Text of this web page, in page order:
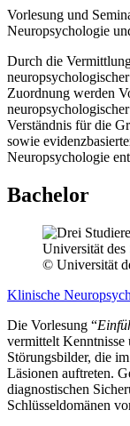
Vorlesung und
Neuropsychologie
Durch die
Zuordnung werden
Verständnis für die
sowie
Neuropsychologie
Bachelor
© Universität
Klinische
Die Vorlesung “
vermittelt Kenntnisse
Störungsbilder, die
Läsionen auftreten.
diagnostischen
Schlüsseldomänen